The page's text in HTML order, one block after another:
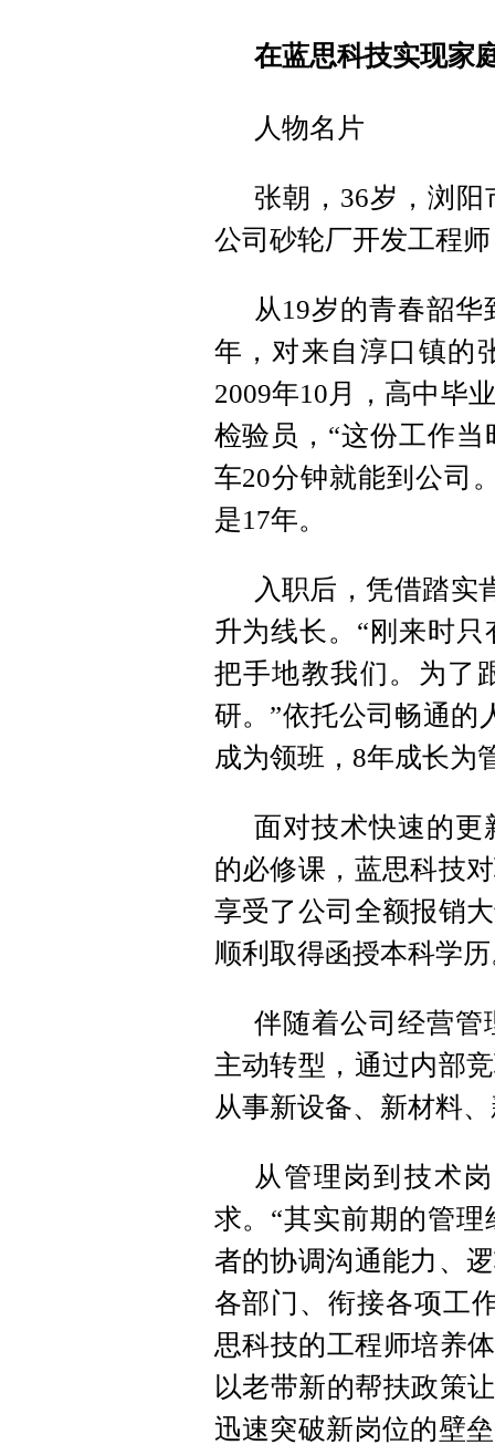
在蓝思科技实现家
人物名片
张朝，36岁，浏
公司砂轮厂开发工程师
从19岁的青春韶
年，对来自淳口镇的
2009年10月，高中毕
检验员，“这份工作
车20分钟就能到公司
是17年。
入职后，凭借踏实
升为线长。“刚来时
把手地教我们。为了
研。”依托公司畅通的
成为领班，8年成长为
面对技术快速的
的必修课，蓝思科技
享受了公司全额报销
顺利取得函授本科学
伴随着公司经营管
主动转型，通过内部
从事新设备、新材料
从管理岗到技术
求。“其实前期的管
者的协调沟通能力、
各部门、衔接各项工
思科技的工程师培养
以老带新的帮扶政策
迅速突破新岗位的壁